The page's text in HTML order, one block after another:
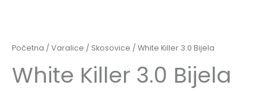
Početna / Varalice / Skosovice / White Killer 3.0 Bijela
White Killer 3.0 Bijela